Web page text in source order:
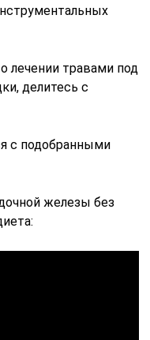
лечении травами под
делитесь с
с подобранными
железы без